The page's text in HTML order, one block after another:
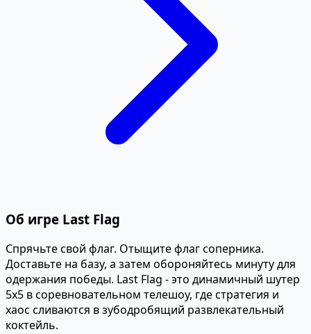
Об игре Last Flag
Спрячьте свой флаг. Отыщите флаг соперника.
Доставьте на базу, а затем обороняйтесь минуту для
одержания победы. Last Flag - это динамичный шутер
5х5 в соревновательном телешоу, где стратегия и
хаос сливаются в зубодробящий развлекательный
коктейль.